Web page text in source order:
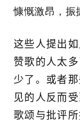
慷慨激昂，振
这些人提出
赞歌的人太
少了。或者
见的人反而
歌颂与批评